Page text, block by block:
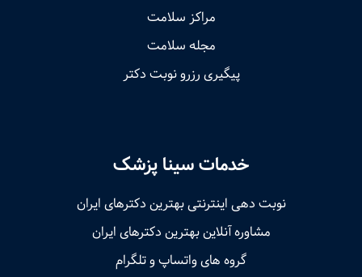
مراکز سلامت
مجله سلامت
پیگیری رزرو نوبت دکتر
خدمات سینا پزشک
نوبت‌ دهی اینترنتی بهترین دکترهای ایران
مشاوره آنلاین بهترین دکترهای ایران
گروه های واتساپ و تلگرام